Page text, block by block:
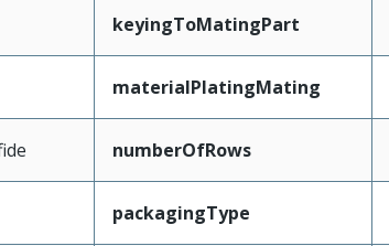
keyingToMatingPart
materialPlatingMating
numberOfRows
packagingType